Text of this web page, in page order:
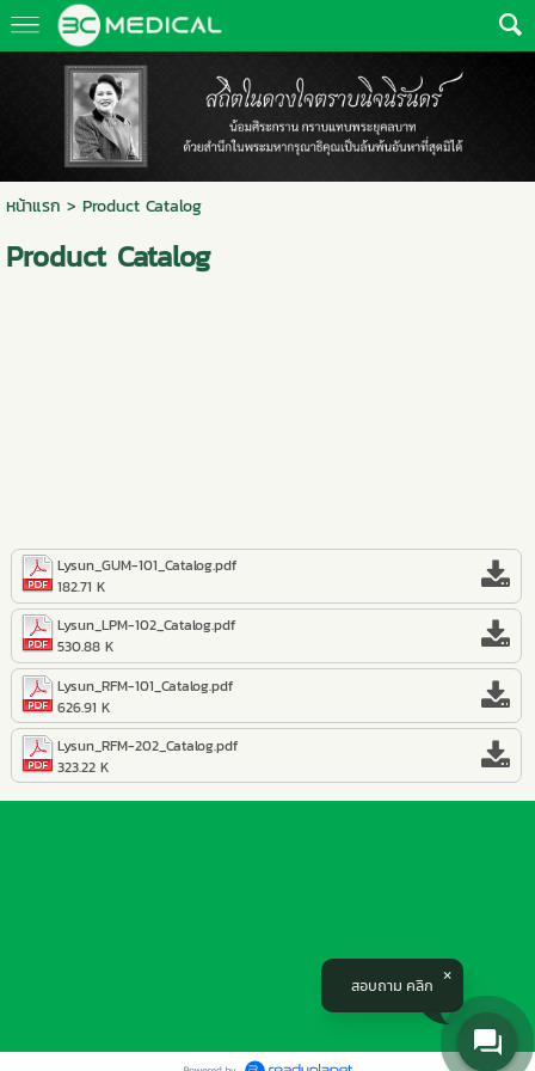
หน้าแรก > Product Catalog
Product Catalog
Lysun_GUM-101_Catalog.pdf
182.71 K
Lysun_LPM-102_Catalog.pdf
530.88 K
Lysun_RFM-101_Catalog.pdf
626.91 K
Lysun_RFM-202_Catalog.pdf
323.22 K
สอบถาม คลิก